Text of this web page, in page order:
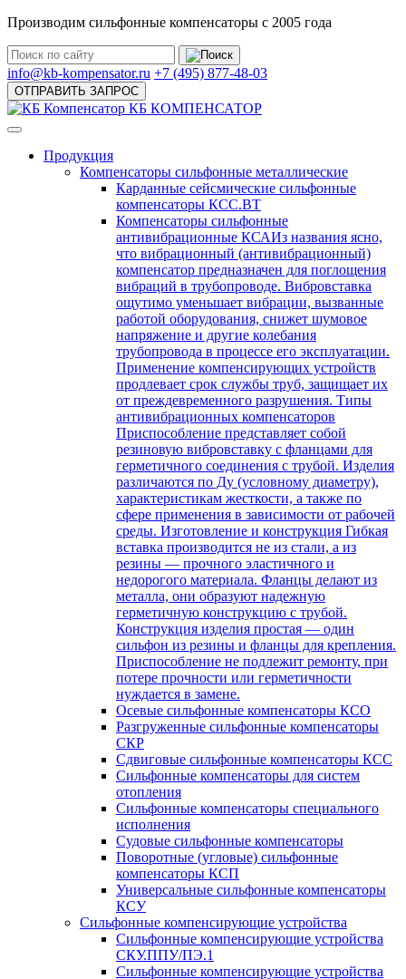
Производим сильфонные компенсаторы с 2005 года
info@kb-kompensator.ru +7 (495) 877-48-03
ОТПРАВИТЬ ЗАПРОС
КБ КОМПЕНСАТОР
Продукция
Компенсаторы сильфонные металлические
Карданные сейсмические сильфонные
компенсаторы КСС.ВТ
Компенсаторы сильфонные
антивибрационные КСАИз названия ясно,
что вибрационный (антивибрационный)
компенсатор предназначен для поглощения
вибраций в трубопроводе. Вибровставка
ощутимо уменьшает вибрации, вызванные
работой оборудования, снижет шумовое
напряжение и другие колебания
трубопровода в процессе его эксплуатации.
Применение компенсирующих устройств
продлевает срок службы труб, защищает их
от преждевременного разрушения. Типы
антивибрационных компенсаторов
Приспособление представляет собой
резиновую вибровставку с фланцами для
герметичного соединения с трубой. Изделия
различаются по Ду (условному диаметру),
характеристикам жесткости, а также по
сфере применения в зависимости от рабочей
среды. Изготовление и конструкция Гибкая
вставка производится не из стали, а из
резины — прочного эластичного и
недорогого материала. Фланцы делают из
металла, они образуют надежную
герметичную конструкцию с трубой.
Конструкция изделия простая — один
сильфон из резины и фланцы для крепления.
Приспособление не подлежит ремонту, при
потере прочности или герметичности
нуждается в замене.
Осевые сильфонные компенсаторы КСО
Разгруженные сильфонные компенсаторы
СКР
Сдвиговые сильфонные компенсаторы КСС
Сильфонные компенсаторы для систем
отопления
Сильфонные компенсаторы специального
исполнения
Судовые сильфонные компенсаторы
Поворотные (угловые) сильфонные
компенсаторы КСП
Универсальные сильфонные компенсаторы
КСУ
Сильфонные компенсирующие устройства
Cильфонные компенсирующие устройства
СКУ.ППУ/ПЭ.1
Cильфонные компенсирующие устройства